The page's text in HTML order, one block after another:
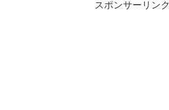
スポンサーリンク